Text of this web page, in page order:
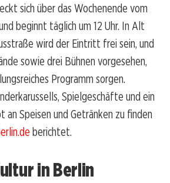
sich über das Wochenende vom
beginnt täglich um 12 Uhr. In Alt
wird der Eintritt frei sein, und
sowie drei Bühnen vorgesehen,
Programm sorgen.
Spielgeschäfte und ein
Speisen und Getränken zu finden
berichtet.
in Berlin